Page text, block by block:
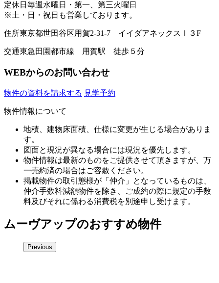
定休日 毎週水曜日・第一、第三火曜日
※土・日・祝日も営業しております。
住所東京都世田谷区用賀2-31-7 イイダアネックスⅠ３F
交通東急田園都市線 用賀駅 徒歩５分
WEBからのお問い合わせ
物件の資料を請求する 見学予約
物件情報について
地積、建物床面積、仕様に変更が生じる場合がありま
す。
図面と現況が異なる場合には現況を優先します。
物件情報は最新のものをご提供させて頂きますが、万
一売約済の場合はご容赦ください。
掲載物件の取引態様が「仲介」となっているものは、
仲介手数料減額物件を除き、ご成約の際に規定の手数
料及びそれに係わる消費税を別途申し受けます。
ムーヴアップのおすすめ物件
Previous